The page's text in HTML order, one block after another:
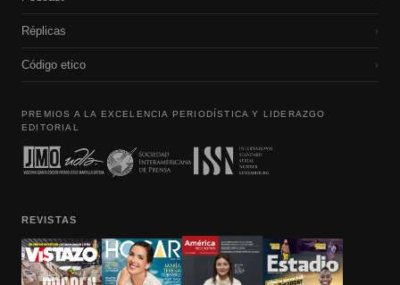
Réplicas ›
Código etico ›
PREMIOS A LA EXCELENCIA PERIODÍSTICA Y LIDERAZGO
EDITORIAL
REVISTAS